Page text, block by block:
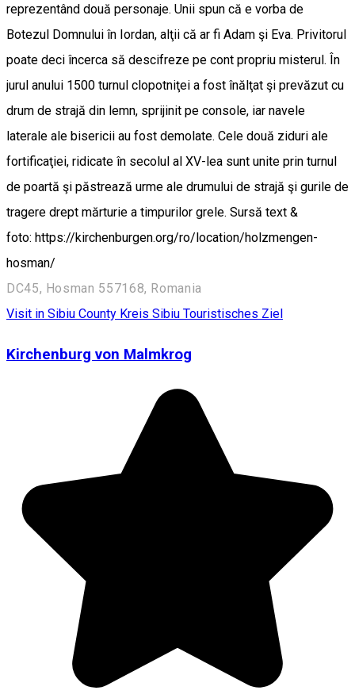
reprezentând două personaje. Unii spun că e vorba de
Botezul Domnului în Iordan, alţii că ar fi Adam şi Eva. Privitorul
poate deci încerca să descifreze pe cont propriu misterul. În
jurul anului 1500 turnul clopotniţei a fost înălţat şi prevăzut cu
drum de strajă din lemn, sprijinit pe console, iar navele
laterale ale bisericii au fost demolate. Cele două ziduri ale
fortificaţiei, ridicate în secolul al XV-lea sunt unite prin turnul
de poartă şi păstrează urme ale drumului de strajă şi gurile de
tragere drept mărturie a timpurilor grele. Sursă text &
foto: https://kirchenburgen.org/ro/location/holzmengen-
hosman/
DC45, Hosman 557168, Romania
Visit in Sibiu County Kreis Sibiu Touristisches Ziel
Kirchenburg von Malmkrog